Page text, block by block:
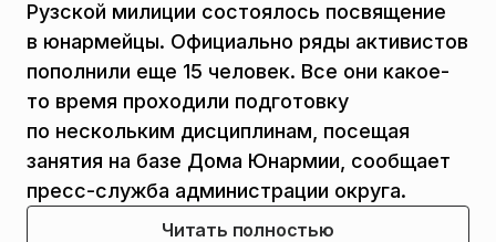
Рузской милиции состоялось посвящение
в юнармейцы. Официально ряды активистов
пополнили еще 15 человек. Все они какое-
то время проходили подготовку
по нескольким дисциплинам, посещая
занятия на базе Дома Юнармии, сообщает
пресс-служба администрации округа.
Читать полностью